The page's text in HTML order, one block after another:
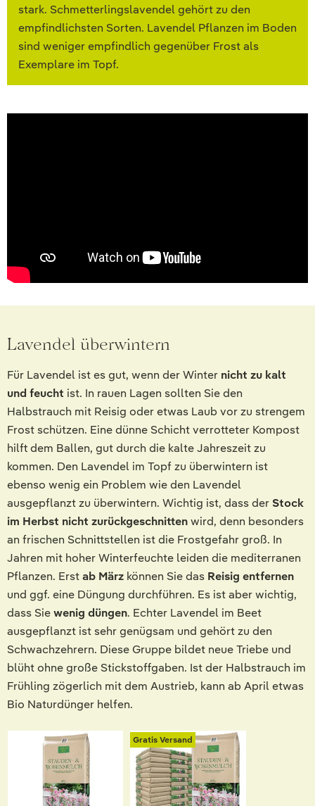
stark. Schmetterlingslavendel gehört zu den
empfindlichsten Sorten. Lavendel Pflanzen im Boden
sind weniger empfindlich gegenüber Frost als
Exemplare im Topf.
Lavendel überwintern
Für Lavendel ist es gut, wenn der Winter nicht zu kalt
und feucht ist. In rauen Lagen sollten Sie den
Halbstrauch mit Reisig oder etwas Laub vor zu strengem
Frost schützen. Eine dünne Schicht verrotteter Kompost
hilft dem Ballen, gut durch die kalte Jahreszeit zu
kommen. Den Lavendel im Topf zu überwintern ist
ebenso wenig ein Problem wie den Lavendel
ausgepflanzt zu überwintern. Wichtig ist, dass derStock
im Herbst nicht zurückgeschnittenwird, denn besonders
an frischen Schnittstellen ist die Frostgefahr groß. In
Jahren mit hoher Winterfeuchte leiden die mediterranen
Pflanzen. Erstab März können Sie das Reisig entfernen
und ggf. eine Düngung durchführen. Es ist aber wichtig,
dass Siewenig düngen. Echter Lavendel im Beet
ausgepflanzt ist sehr genügsam und gehört zu den
Schwachzehrern. Diese Gruppe bildet neue Triebe und
blüht ohne große Stickstoffgaben. Ist der Halbstrauch im
Frühling zögerlich mit dem Austrieb, kann ab April etwas
Bio Naturdünger helfen.
Gratis Versand